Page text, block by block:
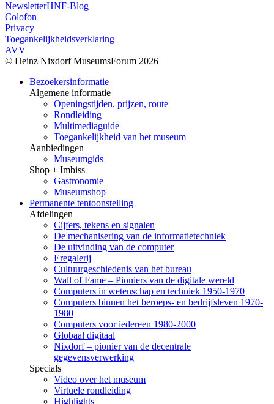
NewsletterHNF-Blog
Colofon
Privacy
Toegankelijkheidsverklaring
AVV
© Heinz Nixdorf MuseumsForum 2026
Bezoekersinformatie
Algemene informatie
Openingstijden, prijzen, route
Rondleiding
Multimediaguide
Toegankelijkheid van het museum
Aanbiedingen
Museumgids
Shop + Imbiss
Gastronomie
Museumshop
Permanente tentoonstelling
Afdelingen
Cijfers, tekens en signalen
De mechanisering van de informatietechniek
De uitvinding van de computer
Eregalerij
Cultuurgeschiedenis van het bureau
Wall of Fame – Pioniers van de digitale wereld
Computers in wetenschap en techniek 1950-1970
Computers binnen het beroeps- en bedrijfsleven 1970-
1980
Computers voor iedereen 1980-2000
Globaal digitaal
Nixdorf – pionier van de decentrale
gegevensverwerking
Specials
Video over het museum
Virtuele rondleiding
Highlights